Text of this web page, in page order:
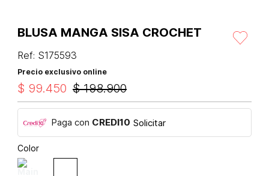
BLUSA MANGA SISA CROCHET
Ref: S175593
Precio exclusivo online
$ 198.900
$ 99.450
Paga con CREDI10 Solicitar
Color